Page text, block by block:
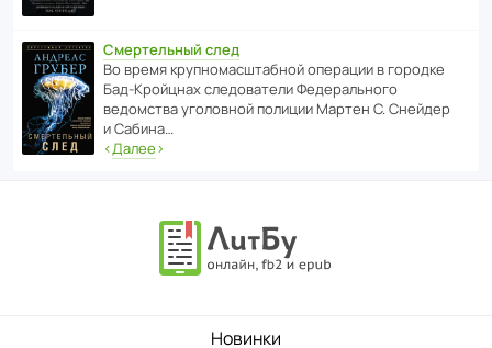
Смертельный след
Во время круп­но­мас­ш­та­бной операции в городке
Бад‑Крой­цнах следо­ва­тели Феде­раль­ного
ведомства уголо­вной полиции Мартен С. Снейдер
и Сабина…
‹Далее›
Новинки